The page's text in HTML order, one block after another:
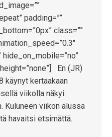
padding=””
class=””
En (JR)
käynyt kertaakaan
viikolla näkyi
Kuluneen viikon alussa
havaitsi etsimättä.